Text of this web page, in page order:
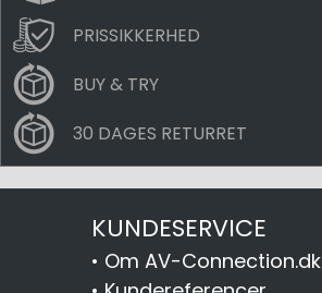
PRISSIKKERHED
BUY & TRY
30 DAGES RETURRET
KUNDESERVICE
• Om AV-Connection.dk